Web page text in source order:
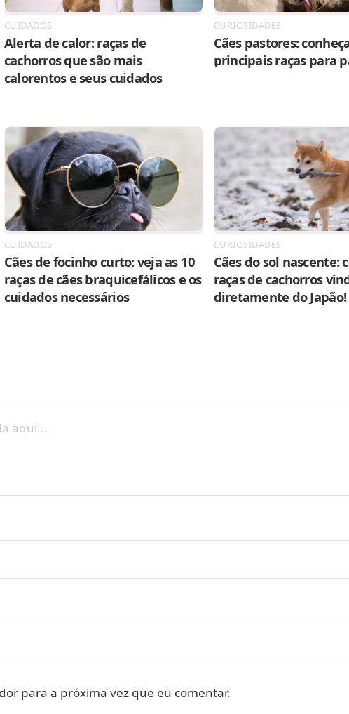
CUIDADOS
Alerta de calor: raças de
cachorros que são mais
calorentos e seus cuidados
CURIOSIDADES
Cães pastores:
principais raças para
CUIDADOS
Cães de focinho curto: veja as 10
raças de cães braquicefálicos e os
cuidados necessários
CURIOSIDADES
Cães do sol nascente:
raças de cachorros
diretamente do Japão!
para a próxima vez que eu comentar.